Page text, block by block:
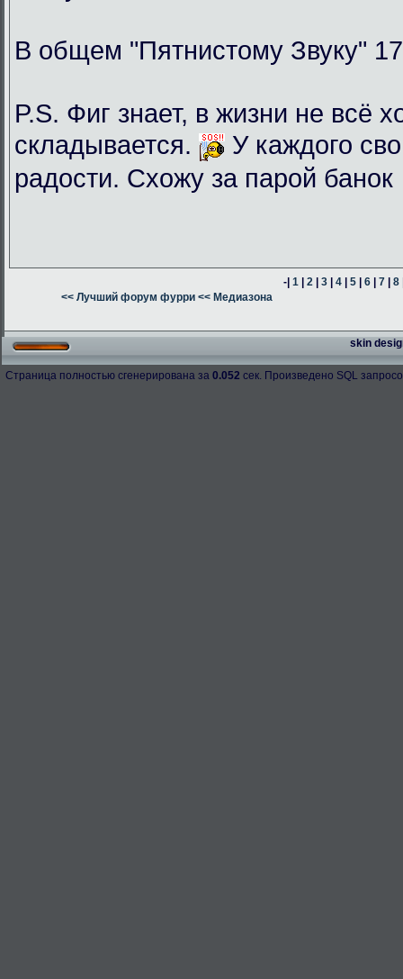
В общем "Пятнистому Звуку"
P.S. Фиг знает, в жизни не всё
складывается.
У каждого
радости. Схожу за парой банок
-|1 |2 |3 |4 |5 |6 |7 |8
<< Лучший форум фурри << Медиазона
skin
Страница полностью сгенерирована за 0.052 сек. Произведено SQL